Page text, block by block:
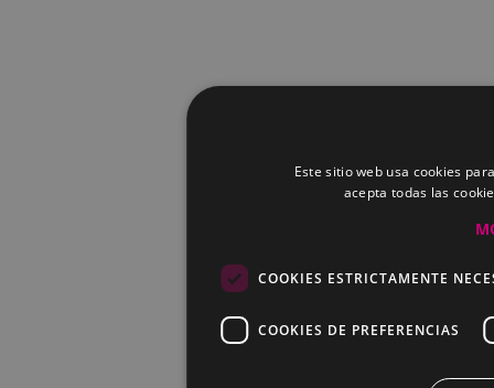
Este sitio web usa cookies
acepta todas las
COOKIES ESTRICTAMENTE
COOKIES DE PREFERENCIAS